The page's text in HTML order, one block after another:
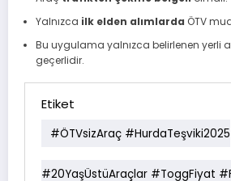
Yalnızca ilk elden alımlarda ÖTV
Bu uygulama yalnızca belirlenen yerli
geçerlidir.
Etiket
#ÖTVsizAraç #HurdaTeşviki2025
#20YaşÜstüAraçlar #ToggFiyat